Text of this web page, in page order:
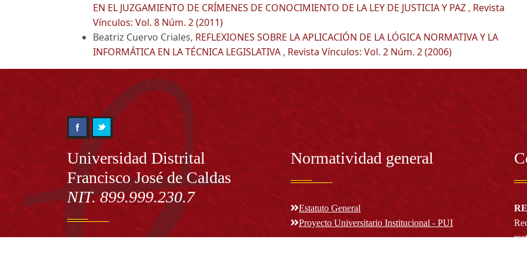
EN EL JUZGAMIENTO DE CRÍMENES DE CONOCIMIENTO DE LA LEY DE JUSTICIA Y PAZ , Revista
Vínculos: Vol. 8 Núm. 2 (2011)
Beatriz Cuervo Criales, REFLEXIONES SOBRE LA APLICACIÓN DE LA LÓGICA NORMATIVA Y LA
INFORMÁTICA EN LA TÉCNICA LEGISLATIVA , Revista Vínculos: Vol. 2 Núm. 2 (2006)
Información
Universidad Distrital
Francisco José de Caldas
NIT. 899.999.230.7
Normatividad general
Estatuto General
Proyecto Universitario Institucional - PUI